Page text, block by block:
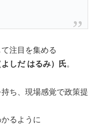
注目を集める
しだ はるみ）氏。
ち、現場感覚で政策提
るように